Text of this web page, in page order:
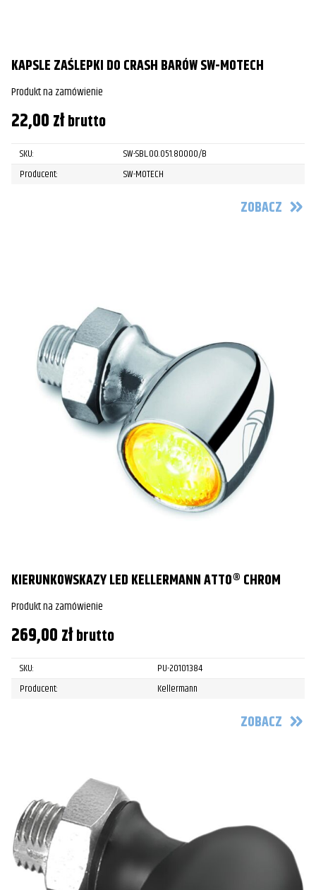
KAPSLE ZAŚLEPKI DO CRASH BARÓW SW-MOTECH
Produkt na zamówienie
22,00złbrutto
SKU:
SW-SBL.00.051.80000/B
Producent:
SW-MOTECH
ZOBACZ
KIERUNKOWSKAZY LED KELLERMANN ATTO® CHROM
Produkt na zamówienie
269,00złbrutto
SKU:
PU-20101384
Producent:
Kellermann
ZOBACZ